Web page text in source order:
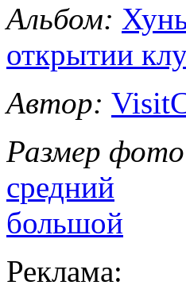
Альбом:
открытии
Автор:
Размер
средний
большой
Реклама: